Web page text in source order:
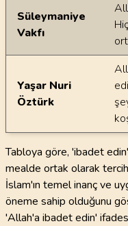
Süleymaniye
Vakfı
Yaşar Nuri
Öztürk
Tabloya göre, 'ibadet
mealde ortak olarak
İslam'ın temel inanç ve
öneme sahip olduğunu
'Allah'a ibadet edin'